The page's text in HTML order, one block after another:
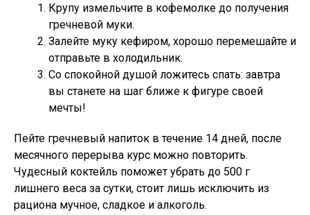
Крупу измельчите в кофемолке до получения
гречневой муки.
Залейте муку кефиром, хорошо перемешайте и
отправьте в холодильник.
Со спокойной душой ложитесь спать: завтра
вы станете на шаг ближе к фигуре своей
мечты!
Пейте гречневый напиток в течение 14 дней, после
месячного перерыва курс можно повторить.
Чудесный коктейль поможет убрать до 500 г
лишнего веса за сутки, стоит лишь исключить из
рациона мучное, сладкое и алкоголь.